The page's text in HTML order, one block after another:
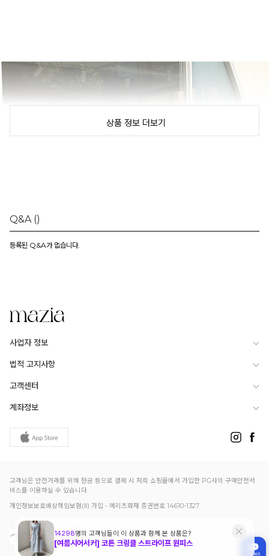
상품 정보 더보기
Q&A ()
등록된 Q&A가 없습니다.
사업자 정보
법적 고지사항
고객센터
계좌정보
고객님은 안전거래를 위해 현금 등으로 결제 시 저희 쇼핑몰에서 가입한 PG사의 구매안전서
비스를 이용하실 수 있습니다.
개인정보보호배상책임보험(Ⅱ) 가입 - 메리츠화재 증권번호 14610-1327